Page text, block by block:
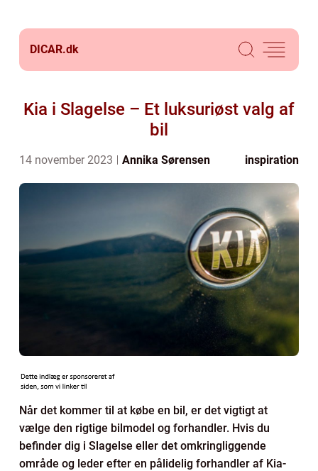
DICAR.dk
Kia i Slagelse – Et luksuriøst valg af
bil
14 november 2023 Annika Sørensen inspiration
Når det kommer til at købe en bil, er det vigtigt at
vælge den rigtige bilmodel og forhandler. Hvis du
befinder dig i Slagelse eller det omkringliggende
område og leder efter en pålidelig forhandler af Kia-